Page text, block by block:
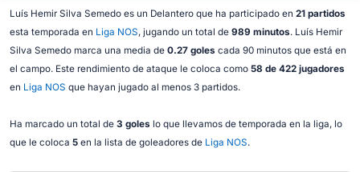
Luís Hemir Silva Semedo es un Delantero que ha participado en 21 partidos
esta temporada en Liga NOS, jugando un total de 989 minutos. Luís Hemir
Silva Semedo marca una media de 0.27 goles cada 90 minutos que está en
el campo. Este rendimiento de ataque le coloca como 58 de 422 jugadores
en Liga NOS que hayan jugado al menos 3 partidos.
Ha marcado un total de 3 goles lo que llevamos de temporada en la liga, lo
que le coloca 5en la lista de goleadores de Liga NOS.